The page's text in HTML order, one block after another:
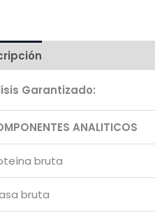
Garantizado:
ANALITICOS
bruta
bruta